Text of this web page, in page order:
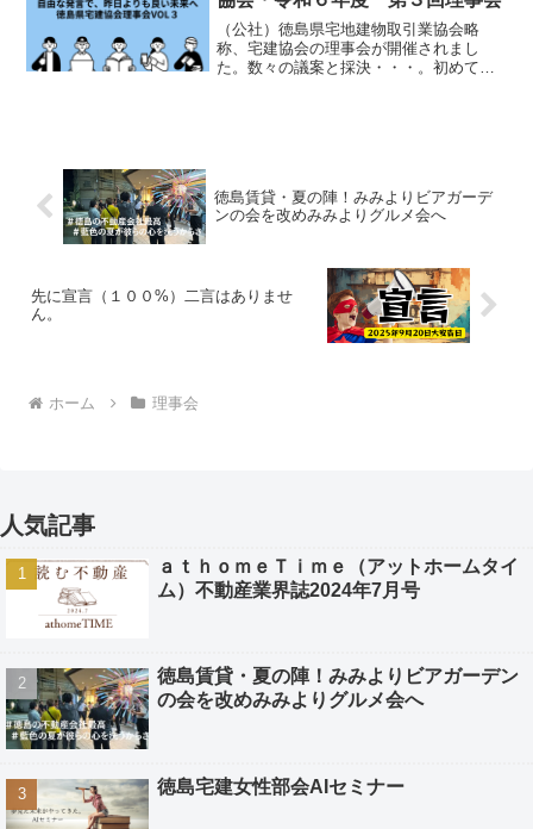
（公社）徳島県宅地建物取引業協会略
称、宅建協会の理事会が開催されまし
た。数々の議案と採決・・・。初めて参
徳島賃貸・夏の陣！みみよりビアガーデ
ンの会を改めみみよりグルメ会へ
先に宣言（１００%）二言はありませ
ん。
ホーム 理事会
人気記事
ａｔｈｏｍｅＴｉｍｅ（アットホームタイ
ム）不動産業界誌2024年7月号
徳島賃貸・夏の陣！みみよりビアガーデン
の会を改めみみよりグルメ会へ
徳島宅建女性部会AIセミナー